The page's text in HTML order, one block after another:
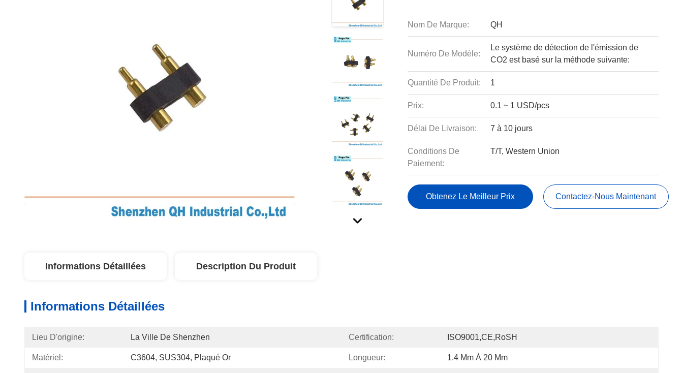
Nom De Marque: QH
Numéro De Modèle:
Le système de détection de l'émission de
CO2 est basé sur la méthode suivante:
Quantité De Produit: 1
Prix: 0.1 ~ 1 USD/pcs
Délai De Livraison: 7 à 10 jours
Conditions De
Paiement:
T/T, Western Union
Obtenez Le Meilleur Prix Contactez-Nous Maintenant
Informations Détaillées Description Du Produit
Informations Détaillées
Lieu D'origine: La Ville De Shenzhen Certification: ISO9001,CE,RoSH
Matériel: C3604, SUS304, Plaqué Or Longueur: 1.4 Mm À 20 Mm